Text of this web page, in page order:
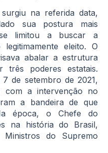
na referida data,
sua postura mais
limitou a buscar a
eleito. O
abalar a estrutura
três poderes estatais.
7 de setembro de 2021,
com a intervenção no
a bandeira de que
época, o Chefe do
na história do Brasil,
do Supremo